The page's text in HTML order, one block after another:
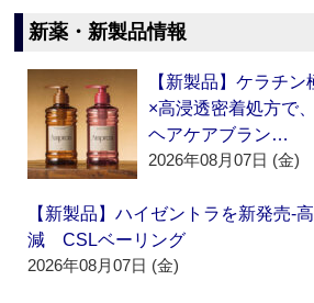
新薬・新製品情報
【新製品】ケラチ
×高浸透密着処方で
ヘアケアブラン…
2026年08月07日 (金)
【新製品】ハイゼントラを新発売‐
減 CSLベーリング
2026年08月07日 (金)